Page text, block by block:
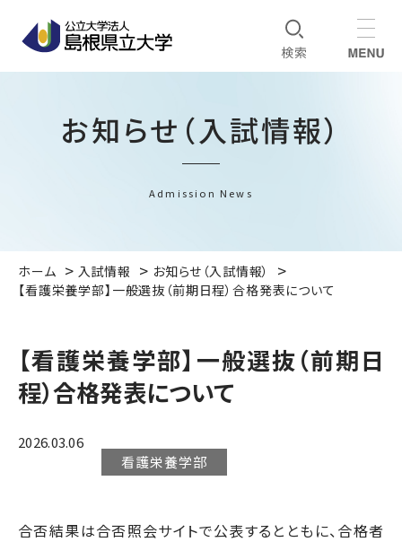
お知らせ（入試情報）
Admission News
ホーム 入試情報
お知らせ（入試情報）
【看護栄養学部】一般選抜（前期日程）合格発表について
【看護栄養学部】一般選抜（前期日
程）合格発表について
2026.03.06
看護栄養学部
合否結果は合否照会サイトで公表するとともに、合格者